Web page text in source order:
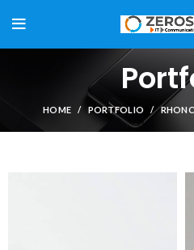
HOME PORTFOLIO